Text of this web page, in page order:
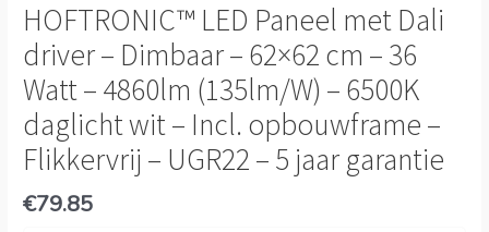
HOFTRONIC™ LED Paneel met Dali
driver – Dimbaar – 62×62 cm – 36
Watt – 4860lm (135lm/W) – 6500K
daglicht wit – Incl. opbouwframe –
Flikkervrij – UGR22 – 5 jaar garantie
€79.85